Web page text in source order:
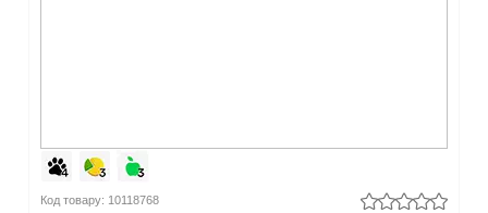
Код товару: 10118768